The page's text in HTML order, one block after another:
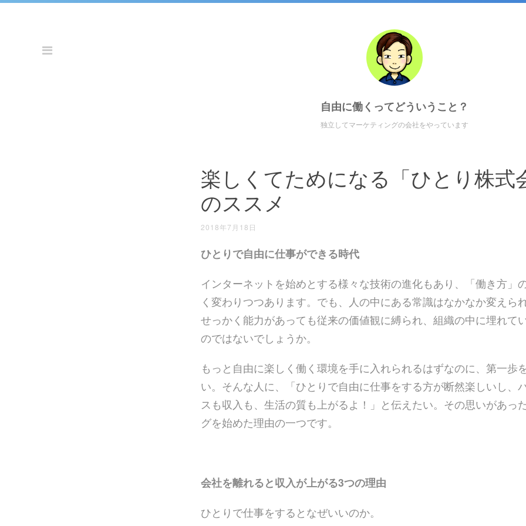
Archive
2018年11月(1)
2018年8月(3)
2018年7月(3)
2018年6月(4)
自由に働くってどういうこと？
独立してマーケティングの会社をやっています
楽しくてためになる「ひとり株式
のススメ
2018年7月18日
ひとりで自由に仕事ができる時代
インターネットを始めとする様々な技術の進化もあり、「働き方」
く変わりつつあります。でも、人の中にある常識はなかなか変えら
せっかく能力があっても従来の価値観に縛られ、組織の中に埋れて
のではないでしょうか。
もっと自由に楽しく働く環境を手に入れられるはずなのに、第一歩
い。そんな人に、「ひとりで自由に仕事をする方が断然楽しいし、
スも収入も、生活の質も上がるよ！」と伝えたい。その思いがあっ
グを始めた理由の一つです。
会社を離れると収入が上がる3つの理由
ひとりで仕事をするとなぜいいのか。